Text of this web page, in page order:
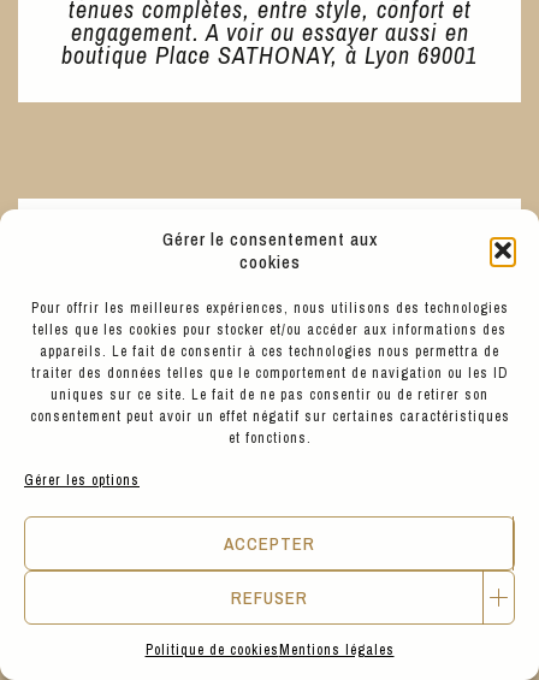
Gérer le consentement aux
cookies
Pour offrir les meilleures expériences, nous utilisons des technologies
telles que les cookies pour stocker et/ou accéder aux informations des
appareils. Le fait de consentir à ces technologies nous permettra de
traiter des données telles que le comportement de navigation ou les ID
uniques sur ce site. Le fait de ne pas consentir ou de retirer son
consentement peut avoir un effet négatif sur certaines caractéristiques
et fonctions.
Gérer les options
ACCEPTER
REFUSER
Politique de cookiesMentions légales
tenues complètes, entre style, confort et
engagement. A voir ou essayer aussi en
boutique Place SATHONAY, à Lyon 69001
BETTER CHANGE